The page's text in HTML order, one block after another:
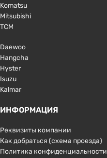
Komatsu
Mitsubishi
TCM
Daewoo
Hangcha
Hyster
Isuzu
Kalmar
ИНФОРМАЦИЯ
Реквизиты компании
Как добраться (схема проезда)
Политика конфиденциальности